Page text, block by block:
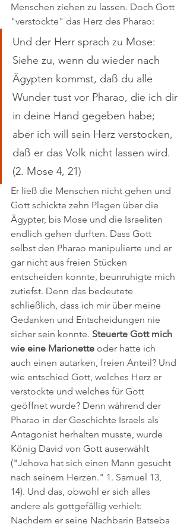
Menschen ziehen zu lassen. Doch Gott
"verstockte" das Herz des Pharao:
Und der Herr sprach zu Mose:
Siehe zu, wenn du wieder nach
Ägypten kommst, daß du alle
Wunder tust vor Pharao, die ich dir
in deine Hand gegeben habe;
aber ich will sein Herz verstocken,
daß er das Volk nicht lassen wird.
(2. Mose 4, 21)
Er ließ die Menschen nicht gehen und
Gott schickte zehn Plagen über die
Ägypter, bis Mose und die Israeliten
endlich gehen durften. Dass Gott
selbst den Pharao manipulierte und er
gar nicht aus freien Stücken
entscheiden konnte, beunruhigte mich
zutiefst. Denn das bedeutete
schließlich, dass ich mir über meine
Gedanken und Entscheidungen nie
sicher sein konnte. Steuerte Gott mich
wie eine Marionette oder hatte ich
auch einen autarken, freien Anteil? Und
wie entschied Gott, welches Herz er
verstockte und welches für Gott
geöffnet wurde? Denn während der
Pharao in der Geschichte Israels als
Antagonist herhalten musste, wurde
König David von Gott auserwählt
("Jehova hat sich einen Mann gesucht
nach seinem Herzen." 1. Samuel 13,
14). Und das, obwohl er sich alles
andere als gottgefällig verhielt:
Nachdem er seine Nachbarin Batseba